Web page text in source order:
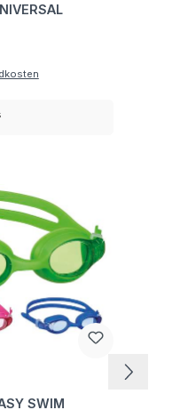
SWIM